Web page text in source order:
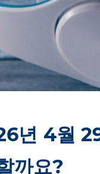
년 4월
까요?